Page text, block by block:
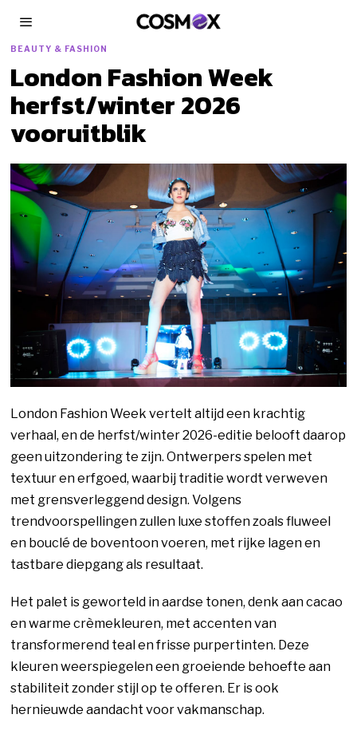
BEAUTY & FASHION
London Fashion Week
herfst/winter 2026
vooruitblik
London Fashion Week vertelt altijd een krachtig
verhaal, en de herfst/winter 2026-editie belooft daarop
geen uitzondering te zijn. Ontwerpers spelen met
textuur en erfgoed, waarbij traditie wordt verweven
met grensverleggend design. Volgens
trendvoorspellingen zullen luxe stoffen zoals fluweel
en bouclé de boventoon voeren, met rijke lagen en
tastbare diepgang als resultaat.
Het palet is geworteld in aardse tonen, denk aan cacao
en warme crèmekleuren, met accenten van
transformerend teal en frisse purpertinten. Deze
kleuren weerspiegelen een groeiende behoefte aan
stabiliteit zonder stijl op te offeren. Er is ook
hernieuwde aandacht voor vakmanschap.